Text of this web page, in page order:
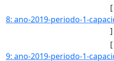
[
]
[